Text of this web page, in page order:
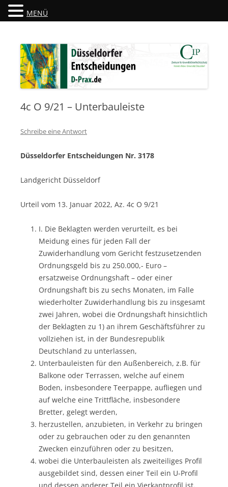
Düsseldorfer Entscheidungen
4c O 9/21 – Unterbauleiste
Schreibe eine Antwort
Düsseldorfer Entscheidungen Nr. 3178
Landgericht Düsseldorf
Urteil vom 13. Januar 2022, Az. 4c O 9/21
I. Die Beklagten werden verurteilt, es bei
Meidung eines für jeden Fall der
Zuwiderhandlung vom Gericht festzusetzenden
Ordnungsgeld bis zu 250.000,- Euro –
ersatzweise Ordnungshaft – oder einer
Ordnungshaft bis zu sechs Monaten, im Falle
wiederholter Zuwiderhandlung bis zu insgesamt
zwei Jahren, wobei die Ordnungshaft hinsichtlich
der Beklagten zu 1) an ihrem Geschäftsführer zu
vollziehen ist, in der Bundesrepublik
Deutschland zu unterlassen,
Unterbauleisten für den Außenbereich, z.B. für
Balkone oder Terrassen, welche auf einem
Boden, insbesondere Teerpappe, aufliegen und
auf welche eine Trittfläche, insbesondere
Bretter, gelegt werden,
herzustellen, anzubieten, in Verkehr zu bringen
oder zu gebrauchen oder zu den genannten
Zwecken einzuführen oder zu besitzen,
wobei die Unterbauleisten als zweiteiliges Profil
ausgebildet sind, dessen einer Teil ein U-Profil
und dessen anderer Teil ein Vierkantprofil ist,
MENÜ